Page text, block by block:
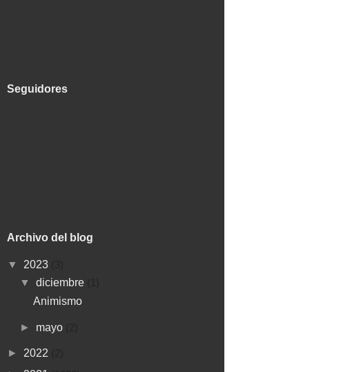
Seguidores
Archivo del blog
▼ 2023
▼ diciembre
Animismo
► mayo
► 2022